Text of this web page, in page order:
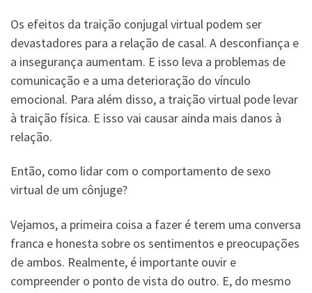
Os efeitos da traição conjugal virtual podem ser
devastadores para a relação de casal. A desconfiança e
a insegurança aumentam. E isso leva a problemas de
comunicação e a uma deterioração do vínculo
emocional. Para além disso, a traição virtual pode levar
à traição física. E isso vai causar ainda mais danos à
relação.
Então, como lidar com o comportamento de sexo
virtual de um cônjuge?
Vejamos, a primeira coisa a fazer é terem uma conversa
franca e honesta sobre os sentimentos e preocupações
de ambos. Realmente, é importante ouvir e
compreender o ponto de vista do outro. E, do mesmo